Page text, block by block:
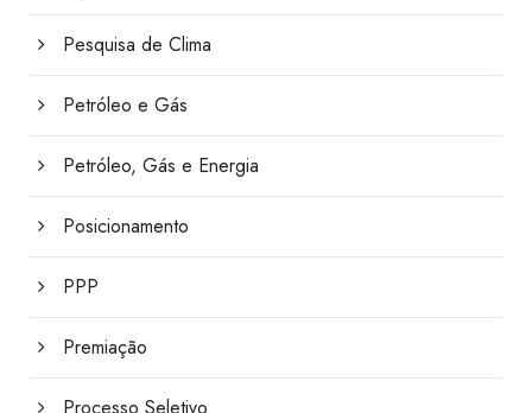
Pesquisa de Clima
Petróleo e Gás
Petróleo, Gás e Energia
Posicionamento
PPP
Premiação